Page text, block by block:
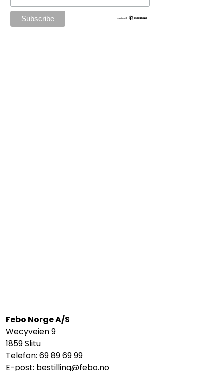
Febo Norge A/S
Wecyveien 9
1859 Slitu
Telefon: 69 89 69 99
E-post: bestilling@febo.no